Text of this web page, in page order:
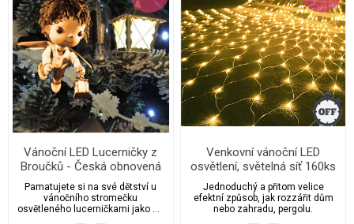
Vánoční LED Lucerničky z
Broučků - Česká obnovená
výroba
Pamatujete si na své dětství u
vánočního stromečku
osvětleného lucerničkami jako od
Venkovní vánoční LED
osvětlení, světelná síť 160ks
/ 2m x 1m propojovatelná s
časovačem
Jednoduchý a přitom velice
efektní způsob, jak rozzářit dům
nebo zahradu, pergolu.